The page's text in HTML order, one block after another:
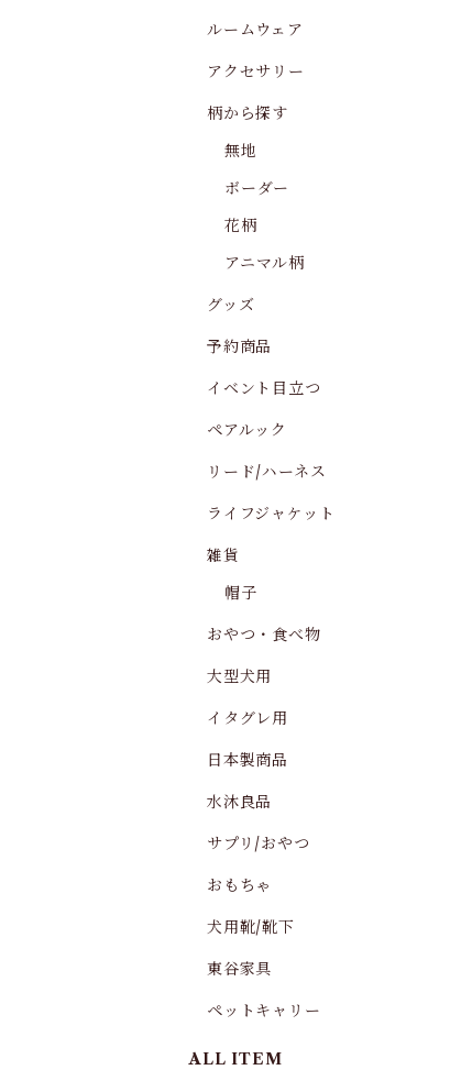
ルームウェア
アクセサリー
柄から探す
無地
ボーダー
花柄
アニマル柄
グッズ
予約商品
イベント目立つ
ペアルック
リード/ハーネス
ライフジャケット
雑貨
帽子
おやつ・食べ物
大型犬用
イタグレ用
日本製商品
水沐良品
サプリ/おやつ
おもちゃ
犬用靴/靴下
東谷家具
ペットキャリー
ALL ITEM